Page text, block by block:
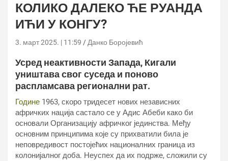
КОЛИКО ДАЛЕКО ЋЕ РУАНДА
ИЋИ У КОНГУ?
3. март 2025. | 11:59 Данко Боројевић
Усред неактивности Запада, Кигали
уништава свог суседа и поново
распламсава регионални рат.
Године 1963, скоро тридесет нових независних
афричких нација састало се у Адис Абеби како би
основали Организацију афричког јединства. Међу
основним принципима које су прихватили била је
неповредивост постојећих националних граница из
колонијалног доба. Неуспех да их подрже, сложили су